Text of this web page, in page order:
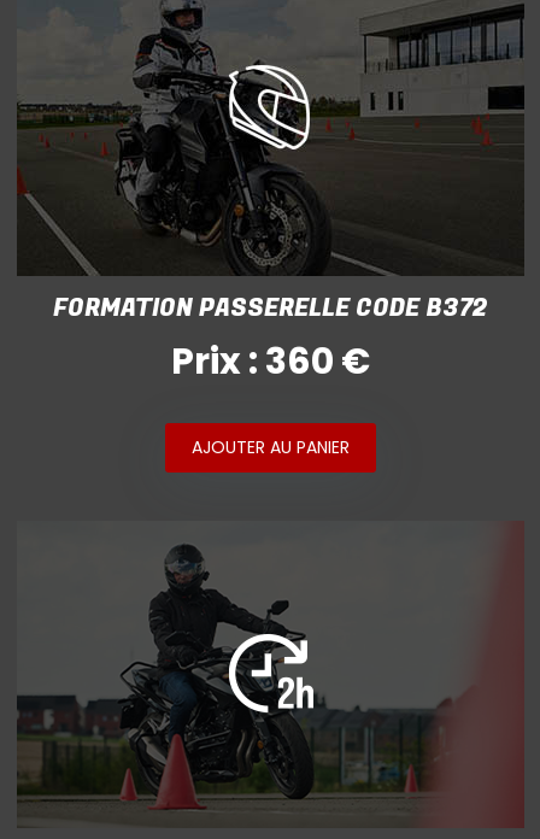
FORMATION PASSERELLE CODE B372
Prix : 360 €
AJOUTER AU PANIER